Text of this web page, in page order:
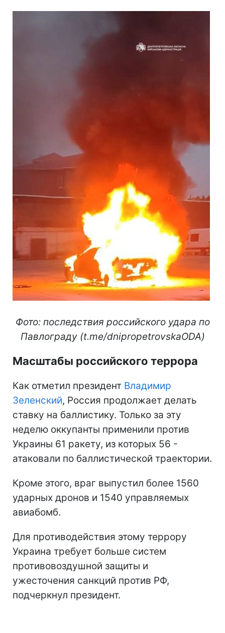
Фото: последствия российского удара по
Павлограду (t.me/dnipropetrovskaODA)
Масштабы российского террора
Как отметил президент Владимир
Зеленский, Россия продолжает делать
ставку на баллистику. Только за эту
неделю оккупанты применили против
Украины 61 ракету, из которых 56 -
атаковали по баллистической траектории.
Кроме этого, враг выпустил более 1560
ударных дронов и 1540 управляемых
авиабомб.
Для противодействия этому террору
Украина требует больше систем
противовоздушной защиты и
ужесточения санкций против РФ,
подчеркнул президент.